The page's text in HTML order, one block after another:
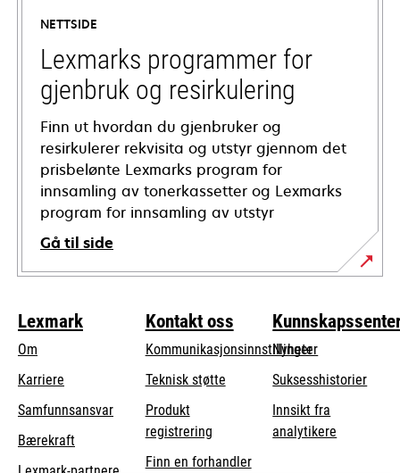
new
tab
NETTSIDE
Lexmarks programmer for
gjenbruk og resirkulering
Finn ut hvordan du gjenbruker og
resirkulerer rekvisita og utstyr gjennom det
prisbelønte Lexmarks program for
innsamling av tonerkassetter og Lexmarks
program for innsamling av utstyr
Gå til side
Lexmark
Om
Karriere
Samfunnsansvaropens
Bærekraft
Kontakt oss
Kommunikasjonsinnstillinger
Teknisk støtteopens
tab
Produkt
registrering
Finn en forhandler
Nyheter
Suksesshistorier
Innsikt fra
analytikere